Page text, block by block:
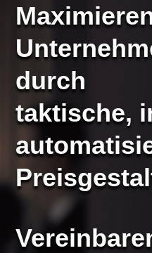
durch
taktische,